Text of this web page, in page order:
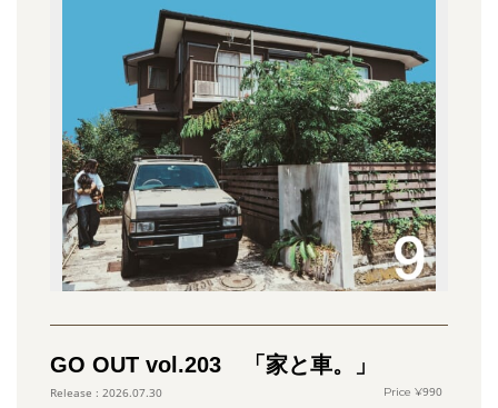
GO OUT vol.203 「家と車。」
2026.07.30 990